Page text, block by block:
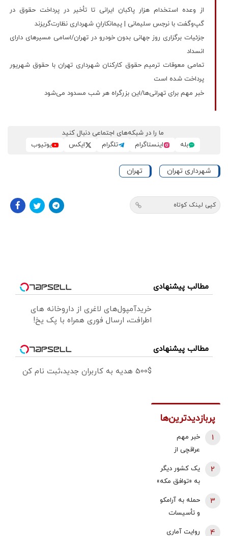
از وعده استخدام هزار پاکبان ایرانی تا تأخیر در پرداخت حقوق در
گپ‌وگفت با نرجس سلیمانی | پیمانکارانِ شهرداری نظارت‌گریزند
جزئیات برگزاری روز جهانی بدون خودرو در تهران/اسامی مسیرهای دارای
انسداد
تمامی معوقات ترمیم حقوق کارکنان شهرداری تهران با حقوق شهریور
پرداخت شده است
خبر مهم برای تهرانی‌ها/این بزرگراه هر شب مسدود می‌شود
ما را در شبکه‌های اجتماعی دنبال کنید
بله
اینستاگرام تلگرام ایکس یوتیوب
شهرداری تهران تهران
کپی لینک کوتاه
مطالب پیشنهادی
خریدآمپول‌های لاغری از داروخانه های
اطرافت، ارسال فوری همراه با پک یخ!
مطالب پیشنهادی
500$ هدیه به کاربران جدید،ثبت نام کن
پربازدیدترین‌ها
خبر مهم
عراقچی از
نیروهای نظامی
و دریایی ایران و
عمان درباره
تنگه هرمز
1
یک کشور دیگر
به «توافق مکه»
ترکیه خیال
کرد
2
حمله به آرامکو
و تأسیسات
3
روایت آماری 4